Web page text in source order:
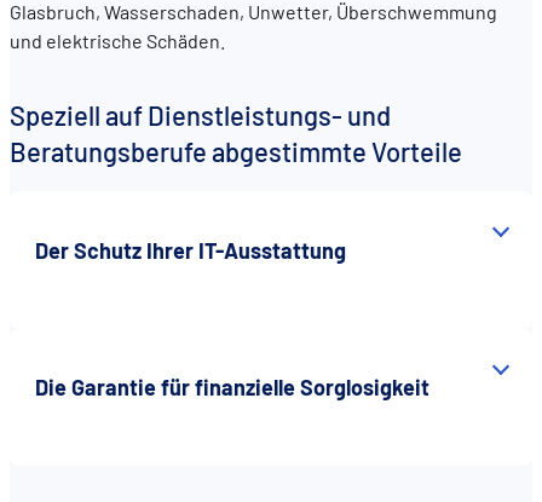
Glasbruch, Wasserschaden, Unwetter, Überschwemmung
und elektrische Schäden.
Speziell auf Dienstleistungs- und
Beratungsberufe abgestimmte Vorteile
Der Schutz Ihrer IT-Ausstattung
Die Garantie für finanzielle Sorglosigkeit